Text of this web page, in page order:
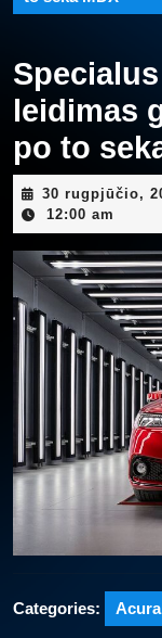
leidimas
po to
30 rugpjūčio,
12:00 am
Categories: Acura